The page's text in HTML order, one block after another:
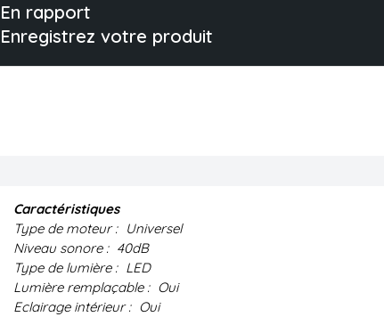
En rapport
Enregistrez votre produit
Caractéristiques
Type de moteur : Universel
Niveau sonore : 40dB
Type de lumière : LED
Lumière remplaçable : Oui
Eclairage intérieur : Oui